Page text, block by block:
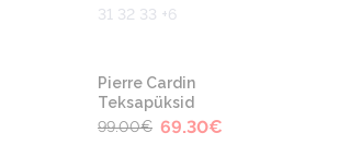
31 32 33 +6
-30%
Pierre Cardin
Teksapüksid
99.00€ 69.30€